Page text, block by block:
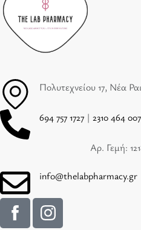
Πολυτεχνείου 17, Νέα
694 757 1727 | 2310 464 007
Αρ. Γεμή:
info@thelabpharmacy.gr